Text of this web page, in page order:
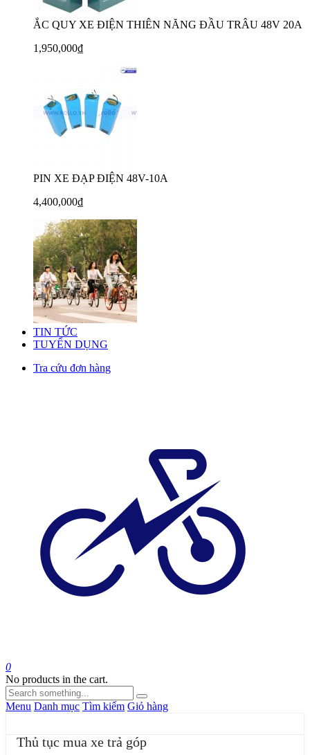
ẮC QUY XE ĐIỆN THIÊN NĂNG ĐẦU TRÂU 48V 20A
1,950,000₫
PIN XE ĐẠP ĐIỆN 48V-10A
4,400,000₫
TIN TỨC
TUYỂN DỤNG
Tra cứu đơn hàng
0
No products in the cart.
Menu Danh mục Tìm kiếm Giỏ hàng
Thủ tục mua xe trả góp